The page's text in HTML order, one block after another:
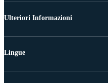
Ulteriori Informazioni
Lingue